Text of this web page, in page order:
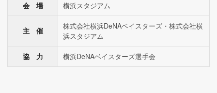
会 場 横浜スタジアム
主 催
株式会社横浜DeNAベイスターズ・株式会社横
浜スタジアム
協 力 横浜DeNAベイスターズ選手会